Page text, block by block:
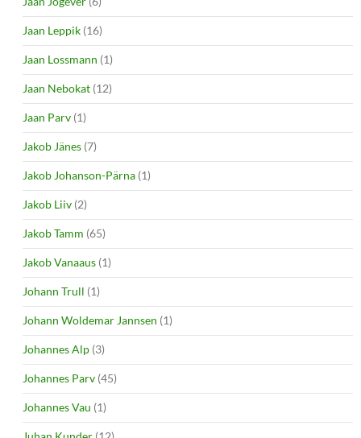
Jaan Leppik (16)
Jaan Lossmann (1)
Jaan Nebokat (12)
Jaan Parv (1)
Jakob Jänes (7)
Jakob Johanson-Pärna (1)
Jakob Liiv (2)
Jakob Tamm (65)
Jakob Vanaaus (1)
Johann Trull (1)
Johann Woldemar Jannsen (1)
Johannes Alp (3)
Johannes Parv (45)
Johannes Vau (1)